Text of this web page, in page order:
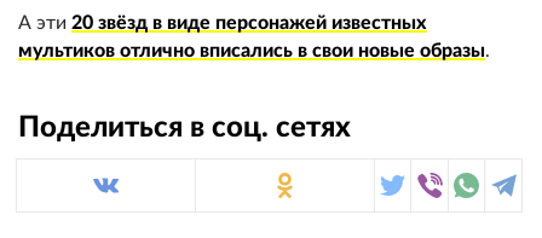
А эти 20 звёзд в виде персонажей известных
мультиков отлично вписались в свои новые образы.
Поделиться в соц. сетях